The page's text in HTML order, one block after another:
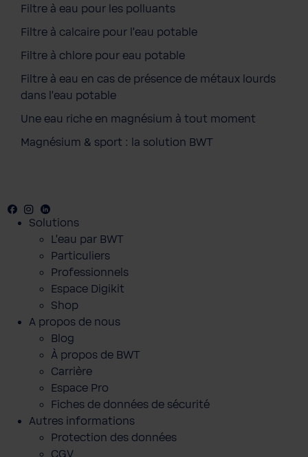
BWT Kit de dérivation pour pompes à
chaleur HI-HC
129,00 € Prix TTC, frais de livraison en sus
Filtre à eau pour les polluants
Filtre à calcaire pour l'eau potable
Filtre à chlore pour eau potable
Filtre à eau en cas de présence de métaux lourds
dans l'eau potable
Une eau riche en magnésium à tout moment
Magnésium & sport : la solution BWT
Facebook
YoutubeInstagram
Solutions
L'eau par BWT
Particuliers
Professionnels
Espace Digikit
Shop
A propos de nous
Blog
À propos de BWT
Carrière
Espace Pro
Fiches de données de sécurité
Autres informations
Protection des données
CGV